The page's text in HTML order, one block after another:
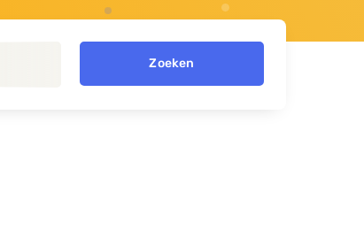
Zoeken